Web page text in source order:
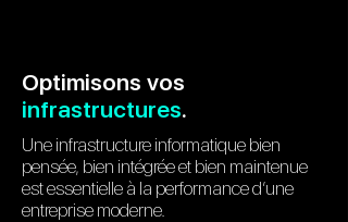
Optimisons vos
infrastructures.
Une infrastructure informatique bien
pensée, bien intégrée et bien maintenue
est essentielle à la performance d’une
entreprise moderne.